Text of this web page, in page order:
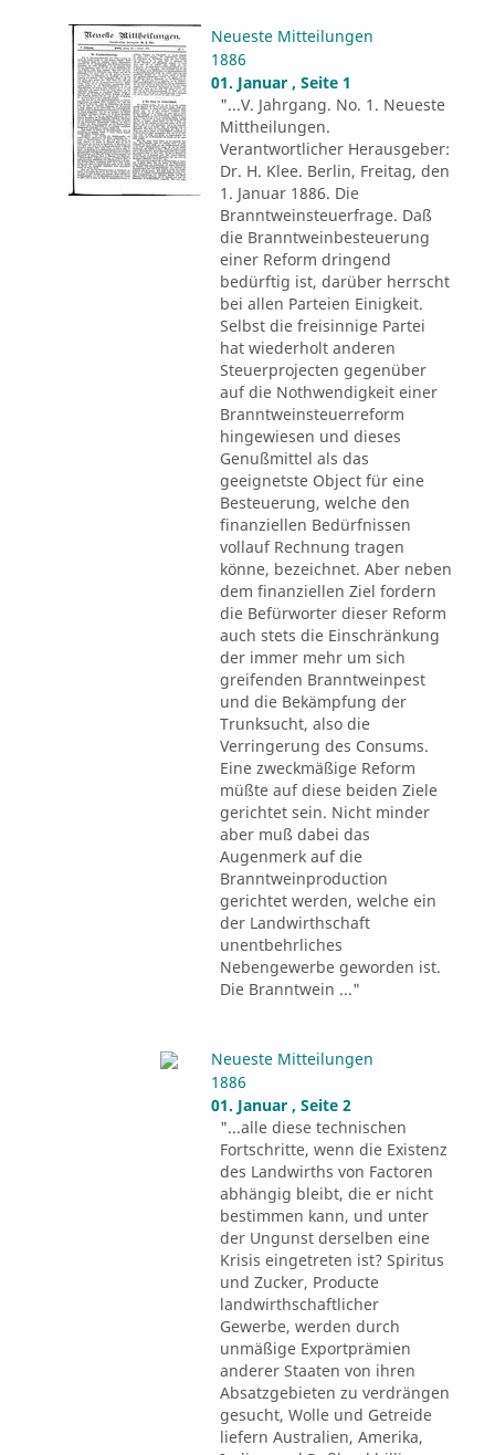
Neueste Mitteilungen
1886
01. Januar , Seite 1
"...V. Jahrgang. No. 1. Neueste
Mittheilungen.
Verantwortlicher Herausgeber:
Dr. H. Klee. Berlin, Freitag, den
1. Januar 1886. Die
Branntweinsteuerfrage. Daß
die Branntweinbesteuerung
einer Reform dringend
bedürftig ist, darüber herrscht
bei allen Parteien Einigkeit.
Selbst die freisinnige Partei
hat wiederholt anderen
Steuerprojecten gegenüber
auf die Nothwendigkeit einer
Branntweinsteuerreform
hingewiesen und dieses
Genußmittel als das
geeignetste Object für eine
Besteuerung, welche den
finanziellen Bedürfnissen
vollauf Rechnung tragen
könne, bezeichnet. Aber neben
dem finanziellen Ziel fordern
die Befürworter dieser Reform
auch stets die Einschränkung
der immer mehr um sich
greifenden Branntweinpest
und die Bekämpfung der
Trunksucht, also die
Verringerung des Consums.
Eine zweckmäßige Reform
müßte auf diese beiden Ziele
gerichtet sein. Nicht minder
aber muß dabei das
Augenmerk auf die
Branntweinproduction
gerichtet werden, welche ein
der Landwirthschaft
unentbehrliches
Nebengewerbe geworden ist.
Die Branntwein ..."
Neueste Mitteilungen
1886
01. Januar , Seite 2
"...alle diese technischen
Fortschritte, wenn die Existenz
des Landwirths von Factoren
abhängig bleibt, die er nicht
bestimmen kann, und unter
der Ungunst derselben eine
Krisis eingetreten ist? Spiritus
und Zucker, Producte
landwirthschaftlicher
Gewerbe, werden durch
unmäßige Exportprämien
anderer Staaten von ihren
Absatzgebieten zu verdrängen
gesucht, Wolle und Getreide
liefern Australien, Amerika,